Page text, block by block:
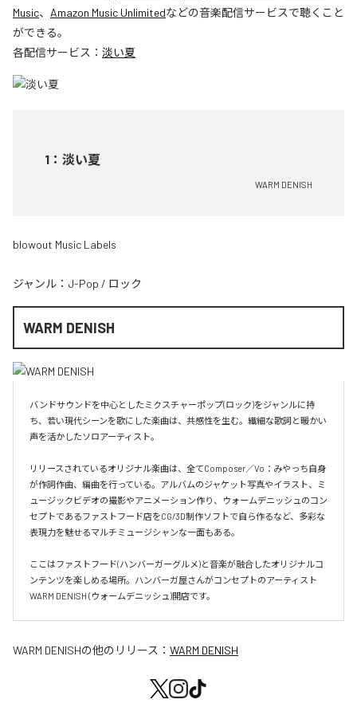
Music、 Amazon Music Unlimitedなどの音楽配信サービスで聴くこと
ができる。
各配信サービス： 淡い夏
1 ： 淡い夏
WARM DENISH
blowout Music Labels
ジャンル： J-Pop / ロック
WARM DENISH
バンドサウンドを中心としたミクスチャーポップ(ロック)をジャンルに持
ち、若い現代シーンを歌にした楽曲は、共感性を生む。繊細な歌詞と暖かい
声を活かしたソロアーティスト。
リリースされているオリジナル楽曲は、全てComposer／Vo：みやっち自身
が作詞作曲、編曲を行っている。アルバムのジャケット写真やイラスト、ミ
ュージックビデオの撮影やアニメーション作り、ウォームデニッシュのコン
セプトであるファストフード店をCG/3D制作ソフトで自ら作るなど、多彩な
表現力を魅せるマルチミュージシャンな一面もある。
ここはファストフード(ハンバーガーグルメ)と音楽が融合したオリジナルコ
ンテンツを楽しめる場所。ハンバーガ屋さんがコンセプトのアーティスト
WARM DENISH (ウォームデニッシュ)開店です。
WARM DENISHの他のリリース： WARM DENISH